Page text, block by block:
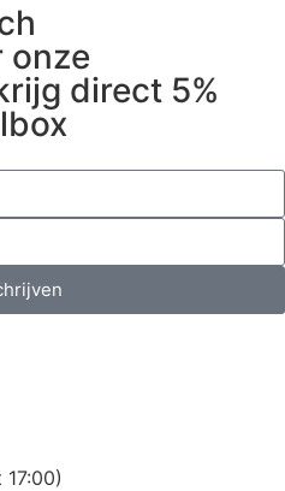
onze
direct 5%